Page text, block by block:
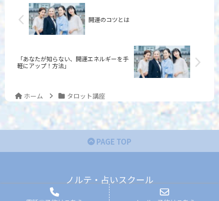
開運のコツとは
「あなたが知らない、開運エネルギーを手
軽にアップ！方法」
ホーム タロット講座
PAGE TOP
ノルテ・占いスクール
© 2022 ノルテ・占いスクール.